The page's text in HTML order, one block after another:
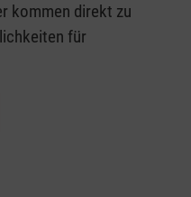
kommen direkt zu
für